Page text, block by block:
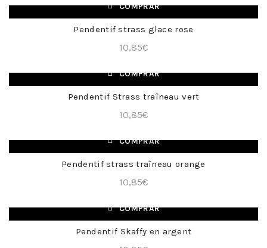
COMPRAR
+
Pendentif strass glace rose
10,85€
COMPRAR
+
Pendentif Strass traîneau vert
10,85€
COMPRAR
+
Pendentif strass traîneau orange
10,85€
COMPRAR
+
Pendentif Skaffy en argent